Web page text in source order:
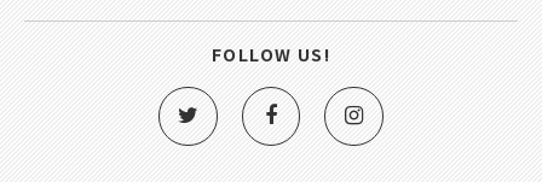
FOLLOW US!